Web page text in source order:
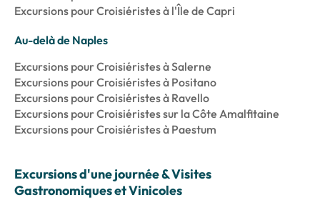
Excursions pour Croisiéristes à l'Île de Capri
Au-delà de Naples
Excursions pour Croisiéristes à Salerne
Excursions pour Croisiéristes à Positano
Excursions pour Croisiéristes à Ravello
Excursions pour Croisiéristes sur la Côte Amalfitaine
Excursions pour Croisiéristes à Paestum
Excursions d'une journée & Visites
Gastronomiques et Vinicoles